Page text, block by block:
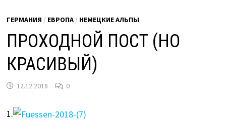
ГЕРМАНИЯ / ЕВРОПА / НЕМЕЦКИЕ АЛЬПЫ
ПРОХОДНОЙ ПОСТ (НО
КРАСИВЫЙ)
12.12.2018 0
1.